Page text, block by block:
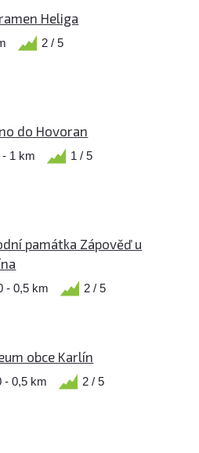
Heliga
2 / 5
do Hovoran
- 1 km 1 / 5
památka Zápověď u
- 0,5 km 2 / 5
obce Karlín
- 0,5 km 2 / 5